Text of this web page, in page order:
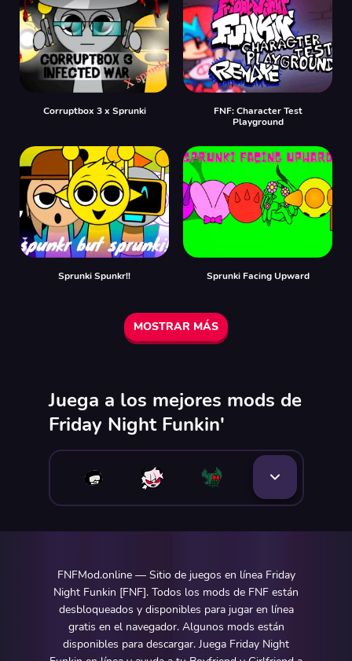
Corruptbox 3 x Sprunki
FNF: Character Test
Playground
Sprunki Spunkr!! Sprunki Facing Upward
MOSTRAR MÁS
Juega a los mejores mods de
Friday Night Funkin'
FNFMod.online — Sitio de juegos en línea Friday
Night Funkin [FNF]. Todos los mods de FNF están
desbloqueados y disponibles para jugar en línea
gratis en el navegador. Algunos mods están
disponibles para descargar. Juega Friday Night